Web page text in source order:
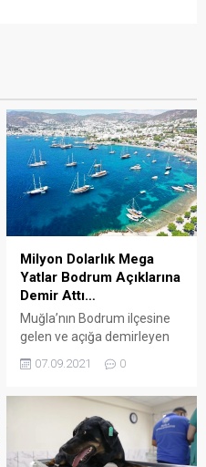
Milyon Dolarlık Mega
Yatlar Bodrum Açıklarına
Demir Attı…
Muğla’nın Bodrum ilçesine
gelen ve açığa demirleyen
“Victoria” ilgi odağı oldu.
Akdeniz ve Ege’de mavi
yolculuğa çıkan lüks yatlar,
Muğla’nın gözde turizm
07.09.2021 0